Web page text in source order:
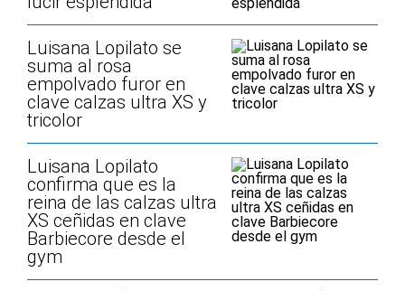
Luisana Lopilato se
suma al rosa
empolvado furor en
clave calzas ultra XS y
tricolor
Luisana Lopilato
confirma que es la
reina de las calzas ultra
XS ceñidas en clave
Barbiecore desde el
gym